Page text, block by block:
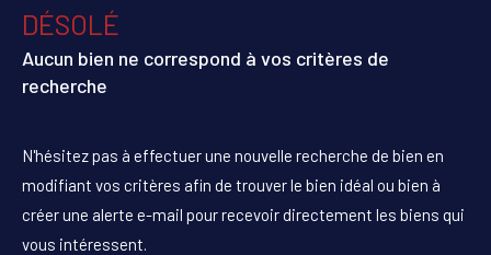
DÉSOLÉ
Aucun bien ne correspond à vos critères de
recherche
N'hésitez pas à effectuer une nouvelle recherche de bien en
modifiant vos critères afin de trouver le bien idéal ou bien à
créer une alerte e-mail pour recevoir directement les biens qui
vous intéressent.
1 2 3 4 5+
Localisation